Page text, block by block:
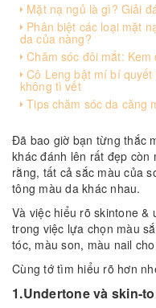
Mặt nạ ngủ là gì? Giải
Phân biệt các loại mặt
da của nàng?
Chăm sóc đôi mắt:
Cô Leng bật mí bí
không tì vết
Tips chăm sóc da căng
Đã bao giờ bạn từng thắc
khác đánh lên rất đẹp
rằng, tất cả sắc màu của
tông màu da khác nhau.
Và việc hiểu rõ skintone
trong việc lựa chọn màu
tóc, màu son, màu nail
Cùng tớ tìm hiểu rõ hơn
1.Undertone và skin-